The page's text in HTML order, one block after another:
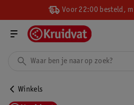
Voor 22:00 besteld,
Winkels